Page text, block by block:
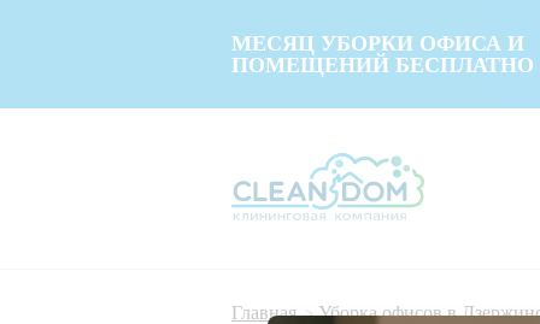
МЕСЯЦ УБОРКИ ОФИСА И
ПОМЕЩЕНИЙ БЕСПЛАТНО
Главная Уборка офисов в